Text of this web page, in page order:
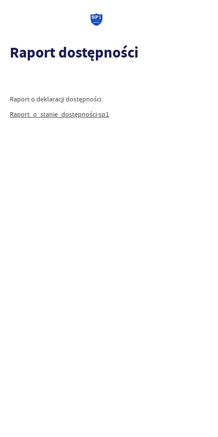
Raport dostępności
Raport o deklaracji dostępności
Raport_o_stanie_dostępności-sp1